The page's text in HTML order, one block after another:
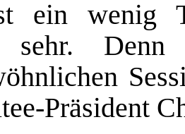
ein wenig
sehr.
Präsident